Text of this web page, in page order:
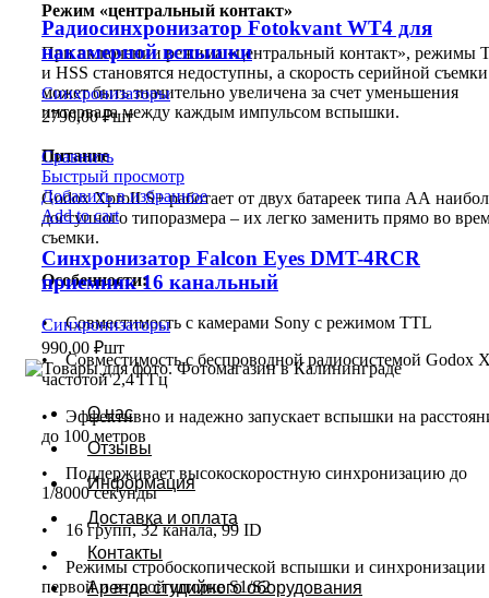
Режим «центральный контакт»
При включении режима «центральный контакт», режимы
и HSS становятся недоступны, а скорость серийной съемки
может быть значительно увеличена за счет уменьшения
интервала между каждым импульсом вспышки.
Питание
Godox XproII S+ работает от двух батареек типа АА
доступного типоразмера – их легко заменить прямо во
съемки.
Особенности:
• Совместимость с камерами Sony с режимом TTL
• Совместимость с беспроводной радиосистемой Godox
частотой 2,4 ГГц
• Эффективно и надежно запускает вспышки на
до 100 метров
• Поддерживает высокоскоростную синхронизацию до
1/8000 секунды
• 16 групп, 32 канала, 99 ID
• Режимы стробоскопической вспышки и синхронизации
первой и второй шторке S1/S2
Радиосинхронизатор Fotokvant WT4 для
накамерной вспышки
Синхронизаторы
2790,00₽шт
Сравнить
Быстрый просмотр
Добавить в избранное
Add to cart
Синхронизатор Falcon Eyes DMT-4RCR
приемник 16 канальный
Синхронизаторы
990,00 ₽шт
О нас
Отзывы
Информация
Доставка и оплата
Контакты
Аренда студийного оборудования